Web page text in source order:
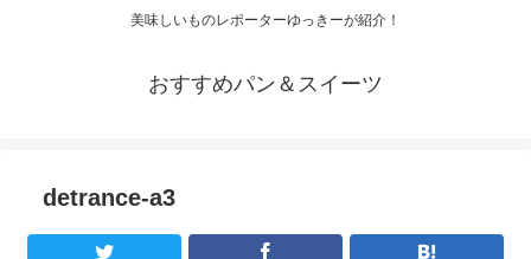
美味しいものレポーターゆっきーが紹介！
おすすめパン＆スイーツ
detrance-a3